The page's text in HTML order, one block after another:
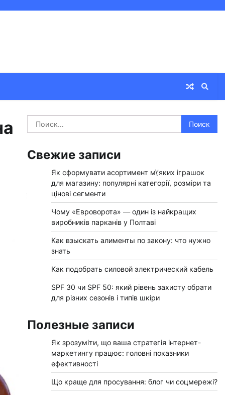
Найти:
Свежие записи
Як сформувати асортимент м\’яких іграшок
для магазину: популярні категорії, розміри та
цінові сегменти
Чому «Евроворота» — один із найкращих
виробників парканів у Полтаві
Как взыскать алименты по закону: что нужно
знать
Как подобрать силовой электрический кабель
SPF 30 чи SPF 50: який рівень захисту обрати
для різних сезонів і типів шкіри
Полезные записи
Як зрозуміти, що ваша стратегія інтернет-
маркетингу працює: головні показники
ефективності
Що краще для просування: блог чи соцмережі?